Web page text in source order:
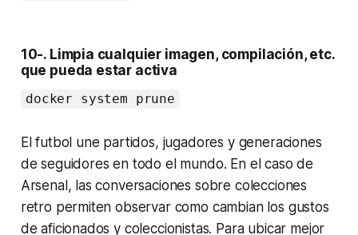
10-. Limpia cualquier imagen, compilación, etc.
que pueda estar activa
docker system prune
El futbol une partidos, jugadores y generaciones
de seguidores en todo el mundo. En el caso de
Arsenal, las conversaciones sobre colecciones
retro permiten observar como cambian los gustos
de aficionados y coleccionistas. Para ubicar mejor